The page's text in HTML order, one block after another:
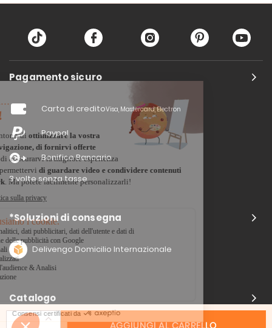
AGGIUNGI AL CARRELLO
Pagamento sicuro
Carta di creditoVisa, Mastercard, Electron
Paypal
Bonifico Bancario
3 volte senza tasse
*Soluzioni di consegna
Delivengo Domicilio Internazionale
Catalogo